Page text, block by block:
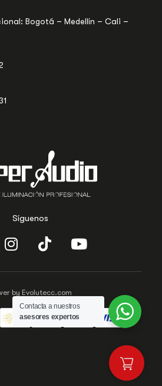
Síguenos
Bogotá – Medellín – Cali –
by Evolutecc.com
Contacta a nuestros
asesores expertos